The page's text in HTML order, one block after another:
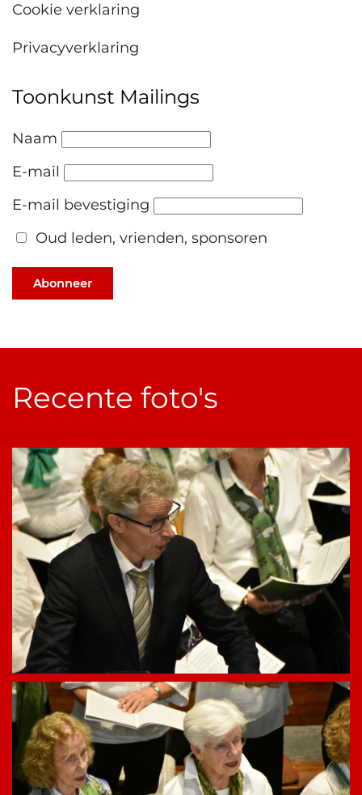
Cookie verklaring
Privacyverklaring
Toonkunst Mailings
Naam
E-mail
E-mail bevestiging
Oud leden, vrienden, sponsoren
Abonneer
Recente foto's